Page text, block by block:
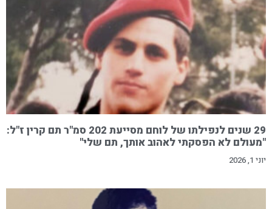
29 שנים לנפילתו של לוחם מסייעת 202 סמ"ר תם קרין ז"ל:
"מעולם לא הפסקתי לאהוב אותך, תם שלי"
יוני 1, 2026